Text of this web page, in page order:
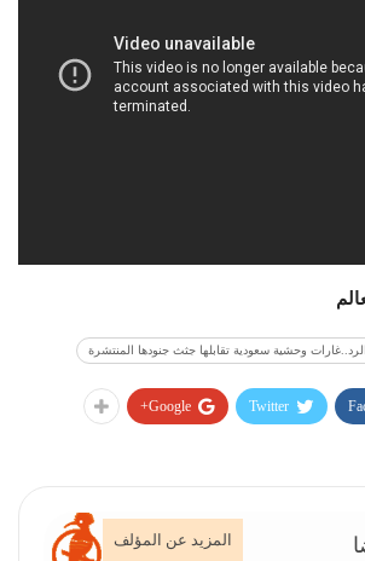
وحشية سعودية تقابلها جثث جنودها المنتشرة
Twitter
Google+
المزيد عن المؤلف